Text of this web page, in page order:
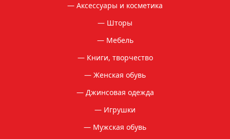
Аксессуары и косметика
Шторы
Мебель
Книги, творчество
Женская обувь
Джинсовая одежда
Игрушки
Мужская обувь